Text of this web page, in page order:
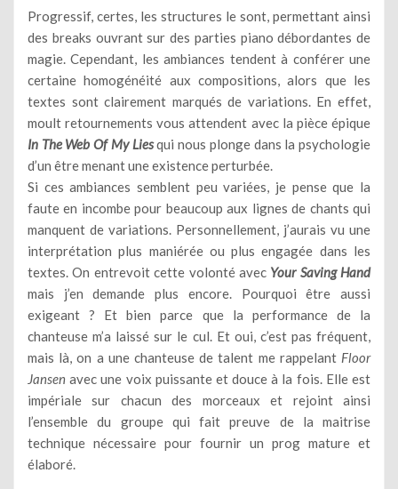
Progressif, certes, les structures le sont, permettant ainsi
des breaks ouvrant sur des parties piano débordantes de
magie. Cependant, les ambiances tendent à conférer une
certaine homogénéité aux compositions, alors que les
textes sont clairement marqués de variations. En effet,
moult retournements vous attendent avec la pièce épique
In The Web Of My Liesqui nous plonge dans la psychologie
d’un être menant une existence perturbée.
Si ces ambiances semblent peu variées, je pense que la
faute en incombe pour beaucoup aux lignes de chants qui
manquent de variations. Personnellement, j’aurais vu une
interprétation plus maniérée ou plus engagée dans les
textes. On entrevoit cette volonté avec Your Saving Hand
mais j’en demande plus encore. Pourquoi être aussi
exigeant ? Et bien parce que la performance de la
chanteuse m’a laissé sur le cul. Et oui, c’est pas fréquent,
mais là, on a une chanteuse de talent me rappelant Floor
Jansen avec une voix puissante et douce à la fois. Elle est
impériale sur chacun des morceaux et rejoint ainsi
l’ensemble du groupe qui fait preuve de la maitrise
technique nécessaire pour fournir un prog mature et
élaboré.